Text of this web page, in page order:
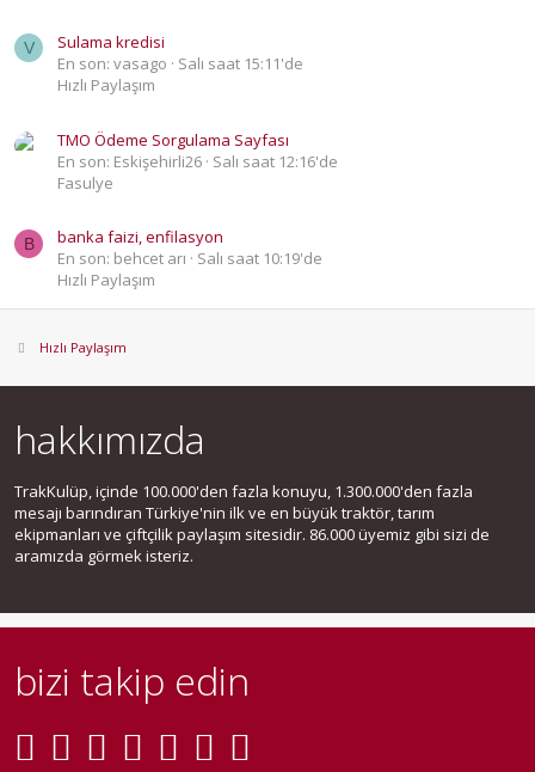
V
Sulama kredisi
En son: vasago
Salı saat 15:11'de
Hızlı Paylaşım
TMO Ödeme Sorgulama Sayfası
En son: Eskişehirli26 Salı saat 12:16'de
Fasulye
B
banka faizi, enfilasyon
En son: behcet arı
Salı saat 10:19'de
Hızlı Paylaşım
Hızlı Paylaşım
hakkımızda
TrakKulüp, içinde 100.000'den fazla konuyu, 1.300.000'den fazla
mesajı barındıran Türkiye'nin ilk ve en büyük traktör, tarım
ekipmanları ve çiftçilik paylaşım sitesidir. 86.000 üyemiz gibi sizi de
aramızda görmek isteriz.
bizi takip edin